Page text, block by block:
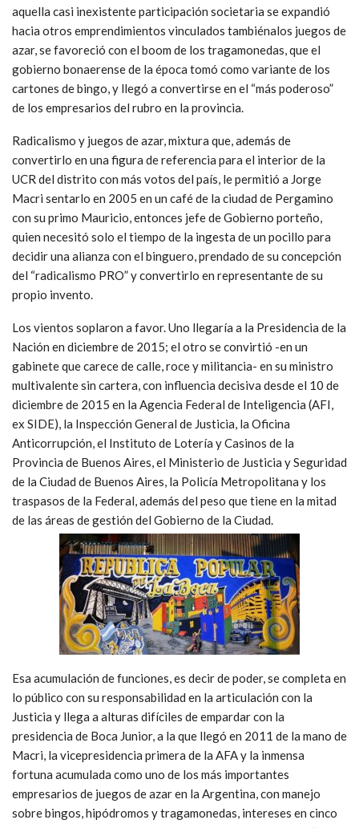
aquella casi inexistente participación societaria se expandió
hacia otros emprendimientos vinculados tambiénalos juegos de
azar, se favoreció con el boom de los tragamonedas, que el
gobierno bonaerense de la época tomó como variante de los
cartones de bingo, y llegó a convertirse en el “más poderoso”
de los empresarios del rubro en la provincia.
Radicalismo y juegos de azar, mixtura que, además de
convertirlo en una figura de referencia para el interior de la
UCR del distrito con más votos del país, le permitió a Jorge
Macri sentarlo en 2005 en un café de la ciudad de Pergamino
con su primo Mauricio, entonces jefe de Gobierno porteño,
quien necesitó solo el tiempo de la ingesta de un pocillo para
decidir una alianza con el binguero, prendado de su concepción
del “radicalismo PRO” y convertirlo en representante de su
propio invento.
Los vientos soplaron a favor. Uno llegaría a la Presidencia de la
Nación en diciembre de 2015; el otro se convirtió -en un
gabinete que carece de calle, roce y militancia- en su ministro
multivalente sin cartera, con influencia decisiva desde el 10 de
diciembre de 2015 en la Agencia Federal de Inteligencia (AFI,
ex SIDE), la Inspección General de Justicia, la Oficina
Anticorrupción, el Instituto de Lotería y Casinos de la
Provincia de Buenos Aires, el Ministerio de Justicia y Seguridad
de la Ciudad de Buenos Aires, la Policía Metropolitana y los
traspasos de la Federal, además del peso que tiene en la mitad
de las áreas de gestión del Gobierno de la Ciudad.
Esa acumulación de funciones, es decir de poder, se completa en
lo público con su responsabilidad en la articulación con la
Justicia y llega a alturas difíciles de empardar con la
presidencia de Boca Junior, a la que llegó en 2011 de la mano de
Macri, la vicepresidencia primera de la AFA y la inmensa
fortuna acumulada como uno de los más importantes
empresarios de juegos de azar en la Argentina, con manejo
sobre bingos, hipódromos y tragamonedas, intereses en cinco